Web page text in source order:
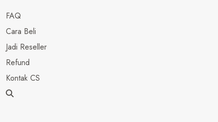
FAQ
Cara Beli
Jadi Reseller
Refund
Kontak CS